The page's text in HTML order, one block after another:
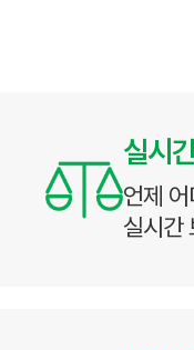
실시
언제
실시간